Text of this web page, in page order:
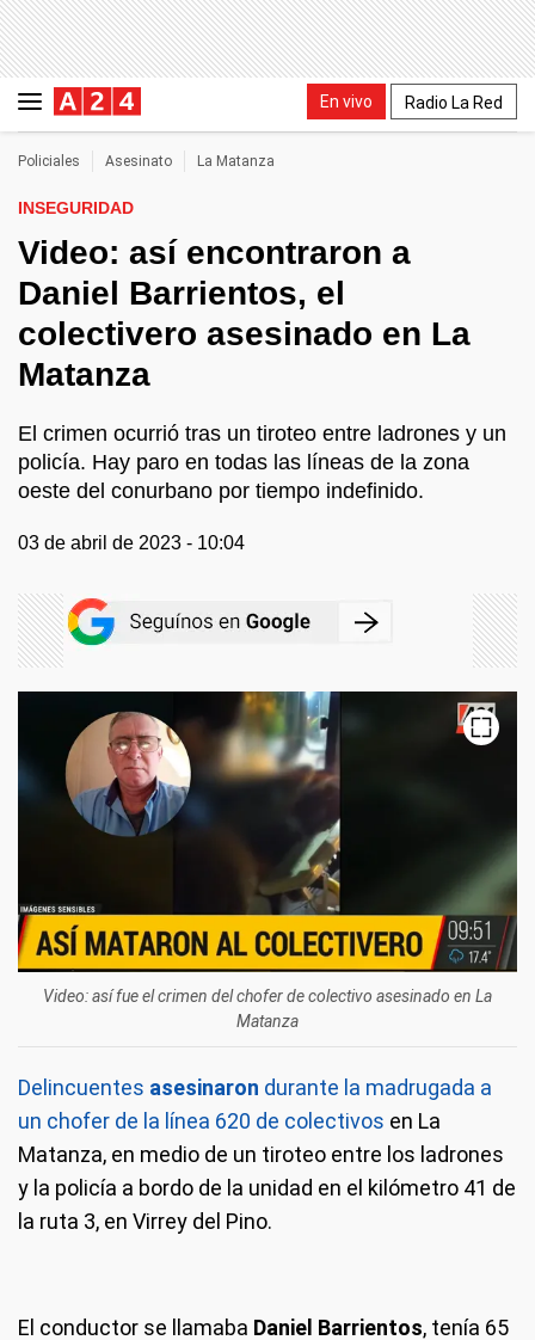
En vivo Radio La Red
Policiales Asesinato La Matanza
INSEGURIDAD
Video: así encontraron a
Daniel Barrientos, el
colectivero asesinado en La
Matanza
El crimen ocurrió tras un tiroteo entre ladrones y un
policía. Hay paro en todas las líneas de la zona
oeste del conurbano por tiempo indefinido.
03 de abril de 2023 - 10:04
Video: así fue el crimen del chofer de colectivo asesinado en La
Matanza
Delincuentes asesinaron durante la madrugada a
un chofer de la línea 620 de colectivos en La
Matanza, en medio de un tiroteo entre los ladrones
y la policía a bordo de la unidad en el kilómetro 41 de
la ruta 3, en Virrey del Pino.
El conductor se llamaba Daniel Barrientos, tenía 65